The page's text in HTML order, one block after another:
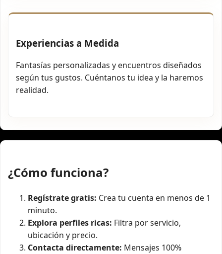
Experiencias a Medida
Fantasías personalizadas y encuentros diseñados
según tus gustos. Cuéntanos tu idea y la haremos
realidad.
¿Cómo funciona?
Regístrate gratis: Crea tu cuenta en menos de 1
minuto.
Explora perfiles ricas: Filtra por servicio,
ubicación y precio.
Contacta directamente: Mensajes 100%